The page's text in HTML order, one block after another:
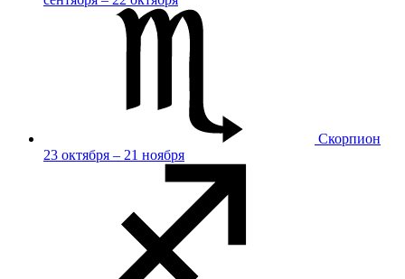
Скорпион
23 октября – 21 ноября